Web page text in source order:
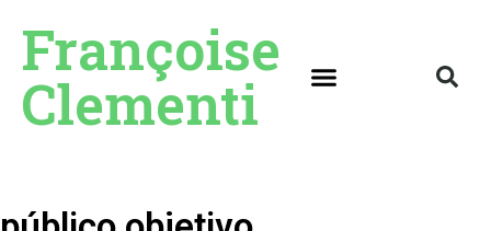
Françoise
Clementi